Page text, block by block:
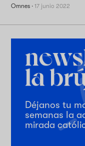
Omnes ·17 junio 2022
Déjanos tu
semanas la
mirada